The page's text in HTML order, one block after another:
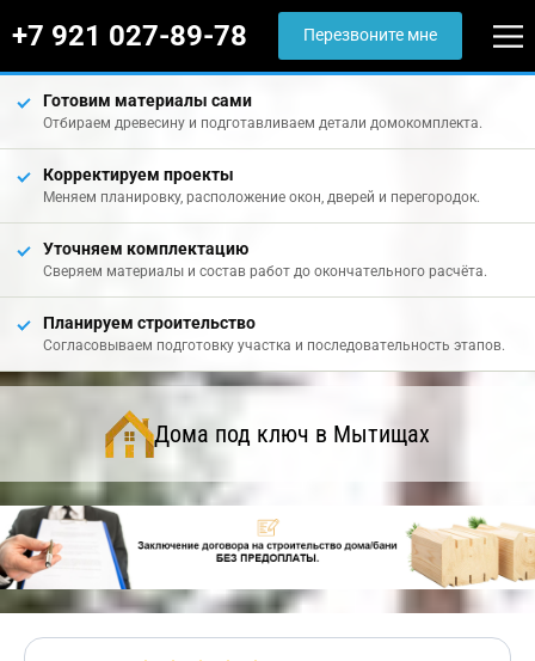
+7 921 027-89-78 Перезвоните мне
Готовим материалы сами
Отбираем древесину и подготавливаем детали домокомплекта.
Корректируем проекты
Меняем планировку, расположение окон, дверей и перегородок.
Уточняем комплектацию
Сверяем материалы и состав работ до окончательного расчёта.
Планируем строительство
Согласовываем подготовку участка и последовательность этапов.
Дома под ключ в Мытищах